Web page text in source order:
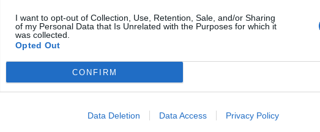
I want to opt-out of Collection, Use, Retention, Sale, and/or Sharing
of my Personal Data that Is Unrelated with the Purposes for which it
was collected.
Opted Out
CONFIRM
Data Deletion Data Access Privacy Policy
Il B&B Dolce Notte di Pisa sorge all'interno di una Villa situata
150 mt dall'Ospedale Cisanello. Immersa nella quiete di un
Via San Giuseppe 4,Pisa
Mappa